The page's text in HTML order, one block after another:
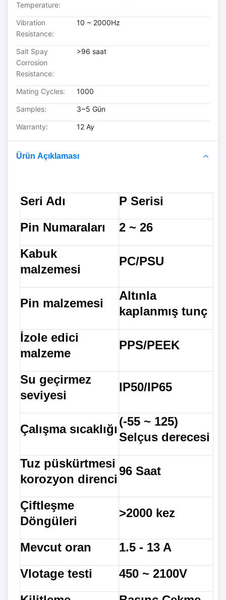
Temperature:
Vibration
Resistance:
10 ~ 2000Hz
Salt Spay
Corrosion
Resistance:
>96 saat
Mating Cycles: 1000
Samples: 3~5 Gün
Warranty: 12 Ay
Ürün Açıklaması
Seri Adı
P Serisi
Pin Numaraları
2 ~ 26
Kabuk
malzemesi
PC/PSU
Pin malzemesi
Altınla
kaplanmış tunç
İzole edici
malzeme
PPS/PEEK
Su geçirmez
seviyesi
IP50/IP65
Çalışma sıcaklığı
(-55 ~ 125)
Selçus derecesi
Tuz püskürtmesi
korozyon direnci
96 Saat
Çiftleşme
Döngüleri
>2000 kez
Mevcut oran
1.5 - 13 A
Vlotage testi
450 ~ 2100V